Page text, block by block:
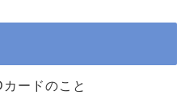
ードのこと